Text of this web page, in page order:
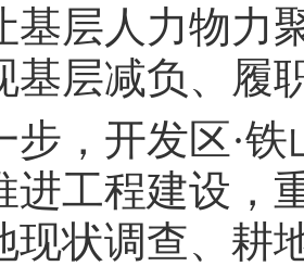
基层人力物力
基层减负、履
开发区·铁
进工程建设，
现状调查、耕